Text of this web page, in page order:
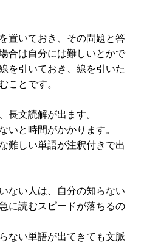
置いておき、その問題と答
合は自分には難しいとかで
を引いておき、線を引いた
ことです。
文読解が出ます。
と時間がかかります。
難しい単語が注釈付きで出
ない人は、自分の知らない
に読むスピードが落ちるの
ない単語が出てきても文脈